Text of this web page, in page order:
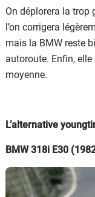
On déplorera la trop
l’on corrigera
mais la BMW reste
autoroute. Enfin,
moyenne.
L’alternative
BMW 318i E30